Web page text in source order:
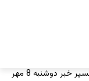
خبر دوشنبه 8 مهر